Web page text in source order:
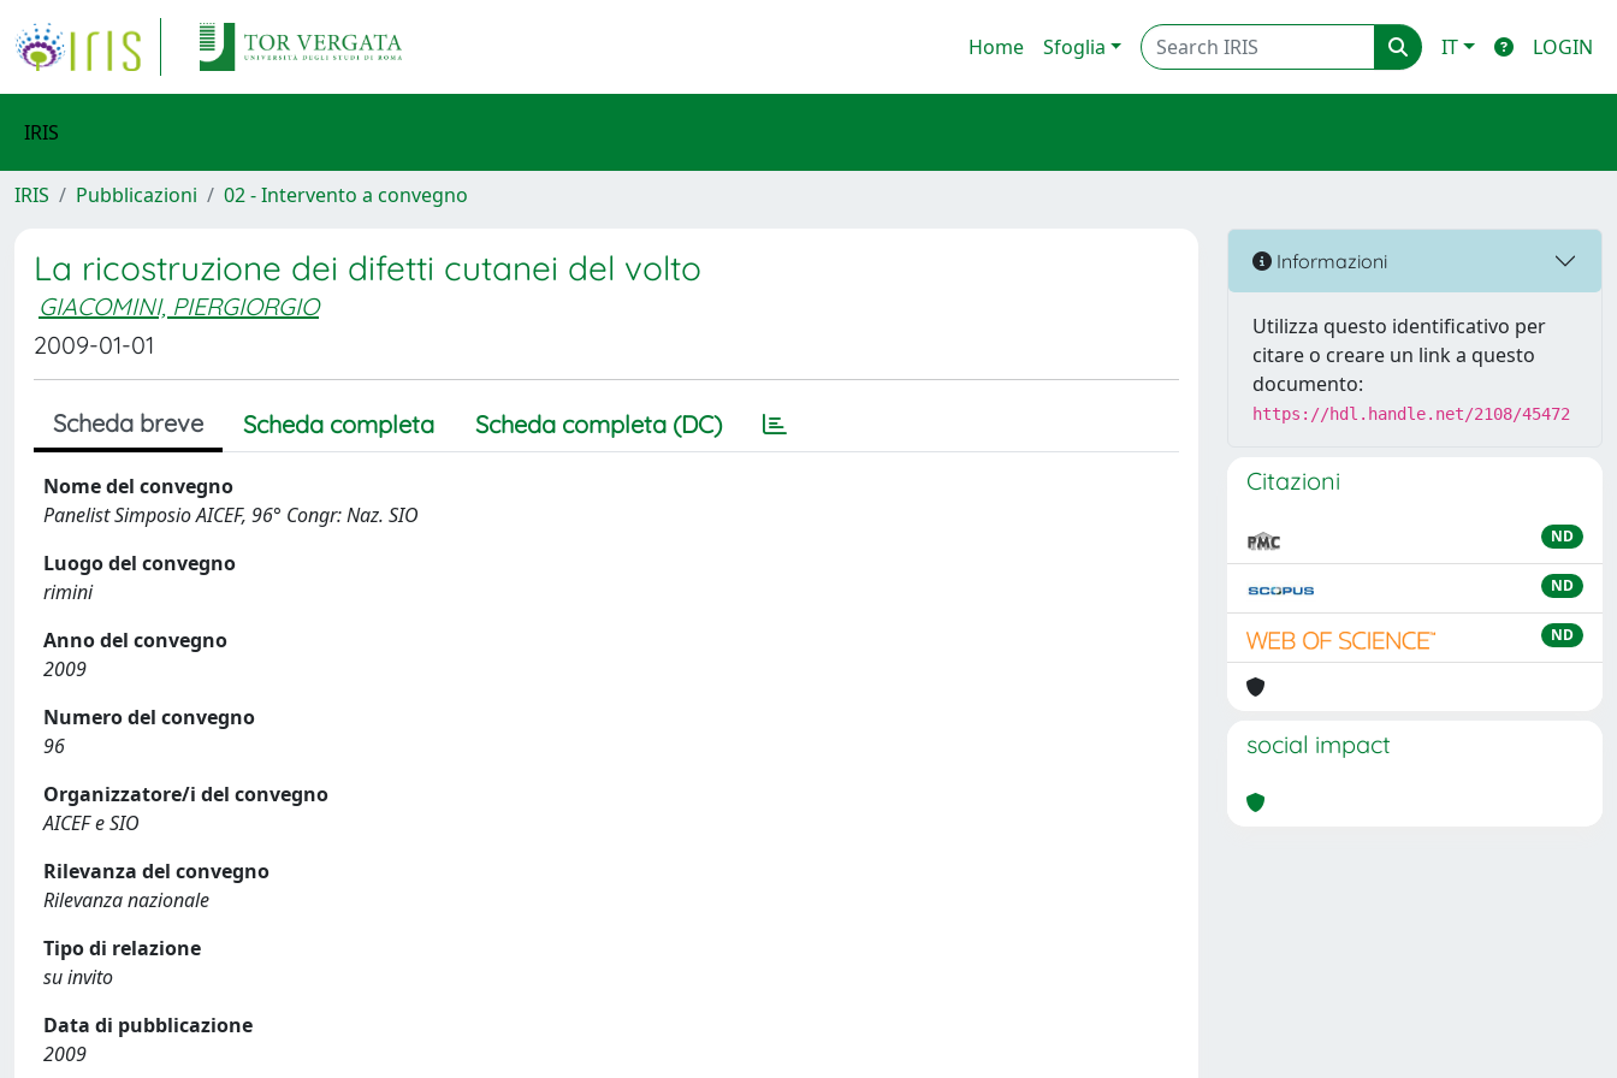
Home Sfoglia IT LOGIN
IRIS
IRIS Pubblicazioni 02 - Intervento a convegno
La ricostruzione dei difetti cutanei del volto
GIACOMINI, PIERGIORGIO
2009-01-01
Scheda breve Scheda completa Scheda completa (DC)
Nome del convegno
Panelist Simposio AICEF, 96° Congr: Naz. SIO
Luogo del convegno
rimini
Anno del convegno
2009
Numero del convegno
96
Organizzatore/i del convegno
AICEF e SIO
Rilevanza del convegno
Rilevanza nazionale
Tipo di relazione
su invito
Data di pubblicazione
2009
Informazioni
Utilizza questo identificativo per
citare o creare un link a questo
documento:
https://hdl.handle.net/2108/45472
Citazioni
ND
ND
ND
social impact